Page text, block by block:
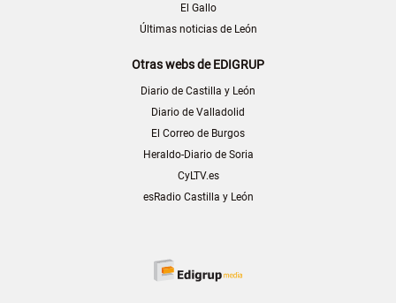
El Gallo
Últimas noticias de León
Otras webs de EDIGRUP
Diario de Castilla y León
Diario de Valladolid
El Correo de Burgos
Heraldo-Diario de Soria
CyLTV.es
esRadio Castilla y León